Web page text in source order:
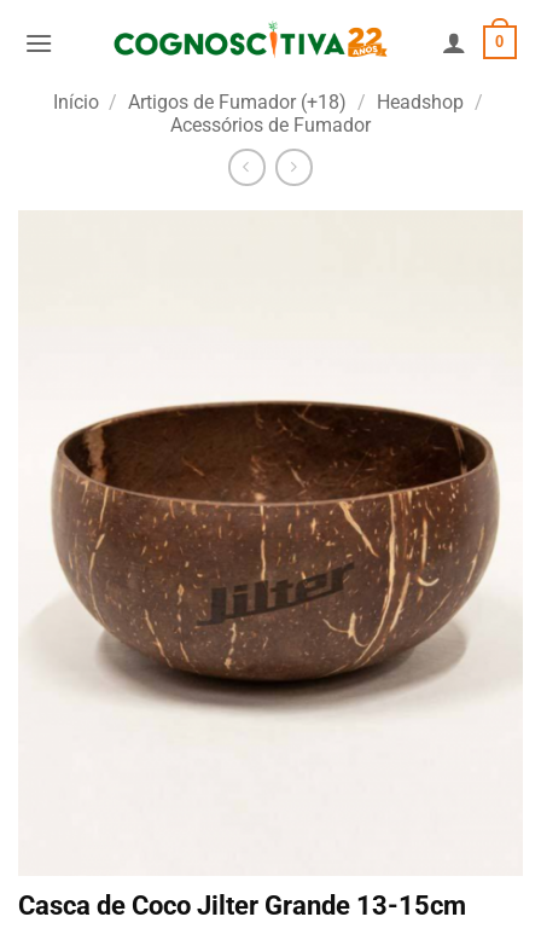
0
Início / Artigos de Fumador (+18) / Headshop /
Acessórios de Fumador
Casca de Coco Jilter Grande 13-15cm